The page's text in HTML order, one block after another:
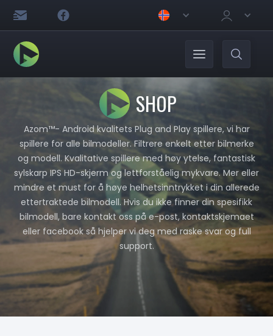
SHOP
Azom™- Android kvalitets Plug and Play spillere, vi har
spillere for alle bilmodeller. Filtrere enkelt etter bilmerke
og modell. Kvalitative spillere med høy ytelse, fantastisk
sylskarp IPS HD-skjerm og lettforståelig mykvare. Mer eller
mindre et must for å høye helhetsinntrykket i din allerede
ettertraktede bilmodell. Hvis du ikke finner din spesifikk
bilmodell, bare kontakt oss på e-post, kontaktskjemaet
eller facebook så hjelper vi deg med raske svar og full
support.